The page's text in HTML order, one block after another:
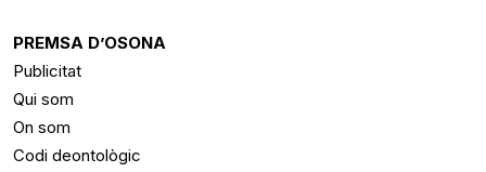
PREMSA D’OSONA
Publicitat
Qui som
On som
Codi deontològic